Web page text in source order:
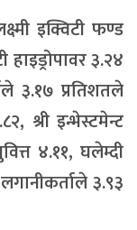
इक्विटी फण्ड
३.२४
३.१७ प्रतिशतले
श्री इन्भेस्टमेन्ट
४.११, घलेम्दी
३.९३